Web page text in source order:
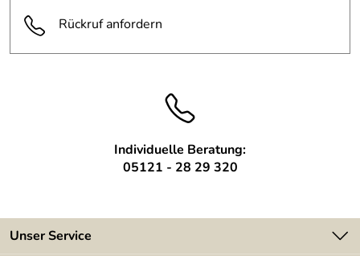
Rückruf anfordern
Individuelle Beratung:
05121 - 28 29 320
Unser Service